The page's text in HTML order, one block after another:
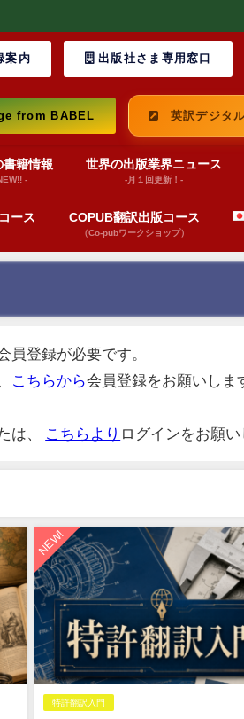
案内 出版社さま専用窓口
from BABEL 英訳デジタ
書籍情報
-
世界の出版業界ニュース
-月１回更新！-
ース COPUB翻訳出版コース
（Co-pubワークショップ）
員登録が必要です。
こちらから会員登録をお願いしま
は、 こちらより ログインをお願い
NEW!
特許翻訳入門